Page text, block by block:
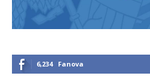
6,234 Fanova